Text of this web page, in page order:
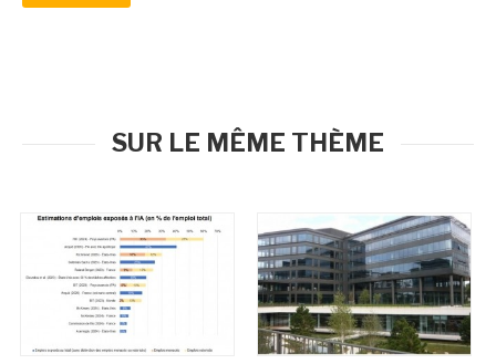
SUR LE MÊME THÈME